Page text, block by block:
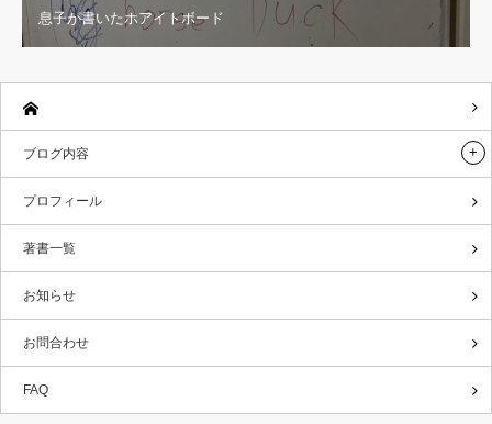
息子が書いたホアイトボード
ブログ内容
プロフィール
著書一覧
お知らせ
お問合わせ
FAQ